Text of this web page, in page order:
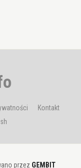
Kontakt
przez GEMBIT